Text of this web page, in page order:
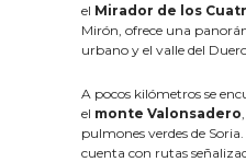
el Mirador de los
Mirón, ofrece una
urbano y el valle del
A pocos kilómetros se
el monte Valonsadero
pulmones verdes de
cuenta con rutas